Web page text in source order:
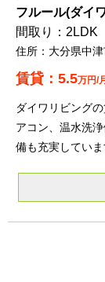
フルール(ダイ
2LDK
大分県中
5.5万円/月
ダイワリビング
アコン、温水洗
備も充実してい